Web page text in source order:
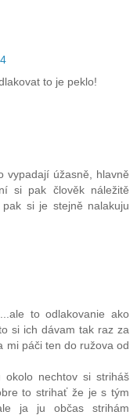
to je peklo!
vypadají úžasně, hlavně
si pak člověk náležitě
si je stejně nalakuju
to odlakovanie ako
si ich dávam tak raz za
mi páči ten do ružova od
nechtov si striháš
to strihať že je s tým
ja ju občas strihám